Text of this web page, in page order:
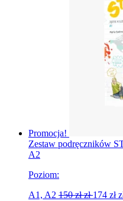
Promocja!
Zestaw podręczników
A2
Poziom:
A1, A2 150 złzł 174 zł